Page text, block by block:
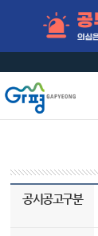
공시공고구분